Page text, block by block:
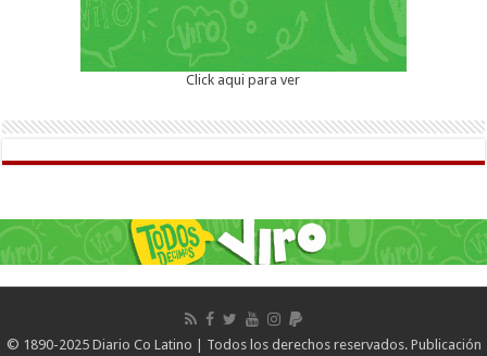
Click aqui para ver
© 1890-2025 Diario Co Latino | Todos los derechos reservados. Publicación